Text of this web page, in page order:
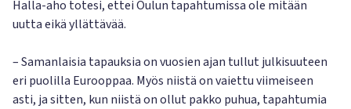
Halla-aho totesi, ettei Oulun tapahtumissa ole mitään
uutta eikä yllättävää.
– Samanlaisia tapauksia on vuosien ajan tullut julkisuuteen
eri puolilla Eurooppaa. Myös niistä on vaiettu viimeiseen
asti, ja sitten, kun niistä on ollut pakko puhua, tapahtumia